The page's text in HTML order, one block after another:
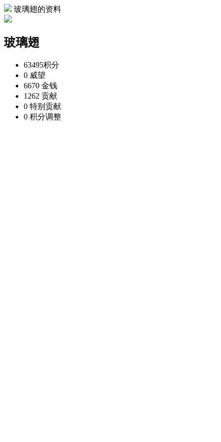
玻璃翅的资料
玻璃翅
63495积分
0 威望
6670 金钱
1262 贡献
0 特别贡献
0 积分调整